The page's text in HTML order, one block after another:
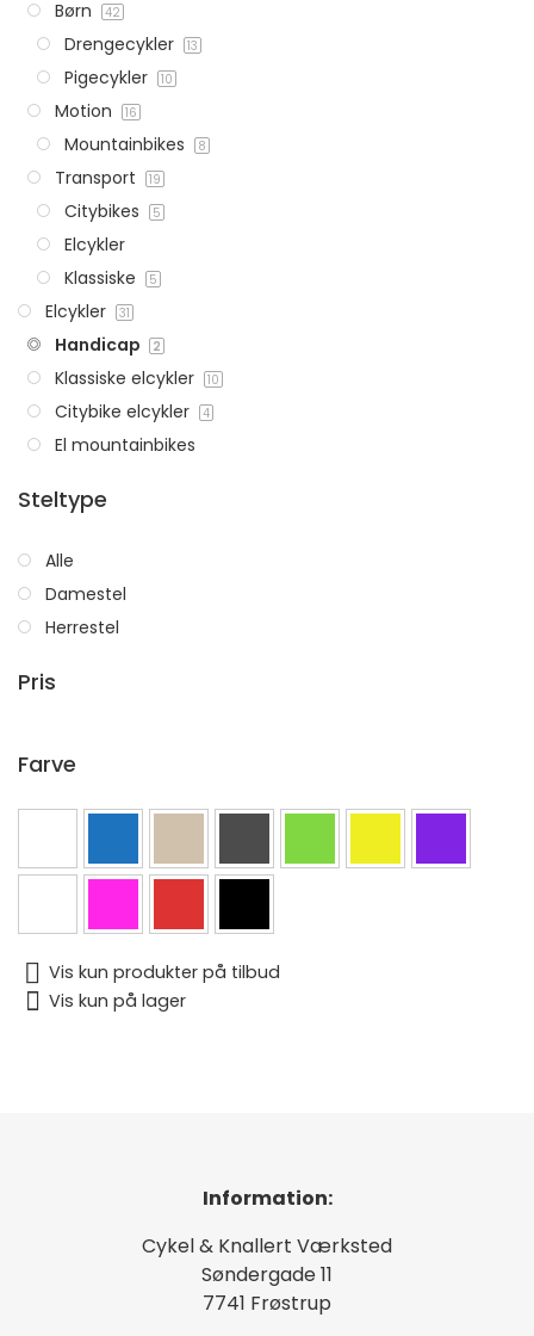
Børn 42
Drengecykler 13
Pigecykler 10
Motion 16
Mountainbikes 8
Transport 19
Citybikes 5
Elcykler
Klassiske
5
Elcykler 31
Handicap 2
Klassiske elcykler 10
Citybike elcykler 4
El mountainbikes
Steltype
Alle
Damestel
Herrestel
Pris
Farve
Vis kun produkter på tilbud
Vis kun på lager
Velo Plus
On the road again.
Væk er alle undskyldninger for ikke at komme ud for at
nyde det gode vejr.
LÆS MERE
Information:
Cykel & Knallert Værksted
Søndergade 11
7741 Frøstrup